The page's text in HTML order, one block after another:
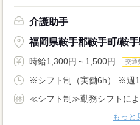
介護助手
福岡県鞍手郡鞍手町/鞍手
時給1,300円～1,500円 交通
※シフト制（実働6h） ※週
≪シフト制≫勤務シフトによ
もっと